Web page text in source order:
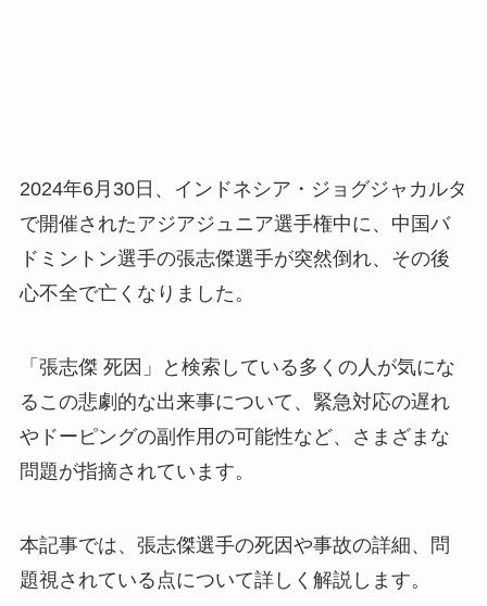
2024年6月30日、インドネシア・ジョグジャカルタ
で開催されたアジアジュニア選手権中に、中国バ
ドミントン選手の張志傑選手が突然倒れ、その後
心不全で亡くなりました。
「張志傑 死因」と検索している多くの人が気にな
るこの悲劇的な出来事について、緊急対応の遅れ
やドーピングの副作用の可能性など、さまざまな
問題が指摘されています。
本記事では、張志傑選手の死因や事故の詳細、問
題視されている点について詳しく解説します。